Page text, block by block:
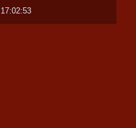
17:02:53